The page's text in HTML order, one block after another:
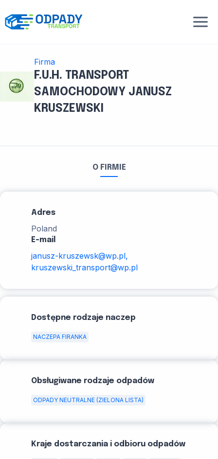
do
treści
Firma
F.U.H. TRANSPORT
SAMOCHODOWY JANUSZ
KRUSZEWSKI
O FIRMIE
Adres
Poland
E-mail
janusz-kruszewsk@wp.pl,
kruszewski_transport@wp.pl
Dostępne rodzaje naczep
NACZEPA FIRANKA
Obsługiwane rodzaje odpadów
ODPADY NEUTRALNE (ZIELONA LISTA)
Kraje dostarczania i odbioru odpadów